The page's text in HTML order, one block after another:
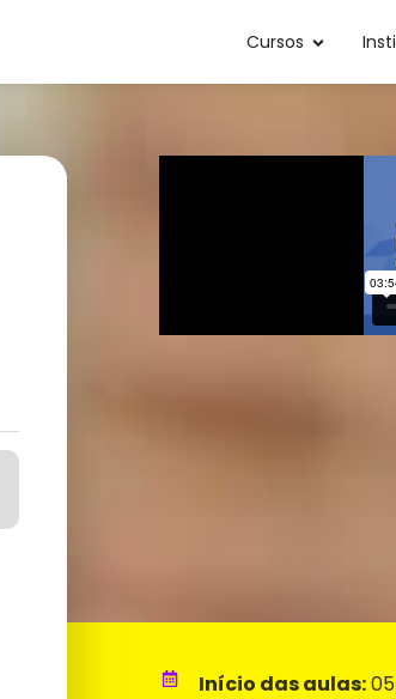
Cursos
Início das aulas: